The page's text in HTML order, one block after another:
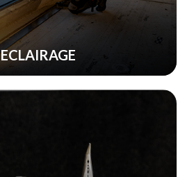
ECLAIRAGE